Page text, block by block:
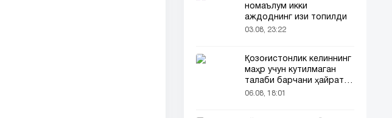
номаълум икки
аждоднинг изи топилди
03.08, 23:22
Қозоғистонлик келиннинг
маҳр учун кутилмаган
талаби барчани ҳайратга
солди
06.08, 18:01